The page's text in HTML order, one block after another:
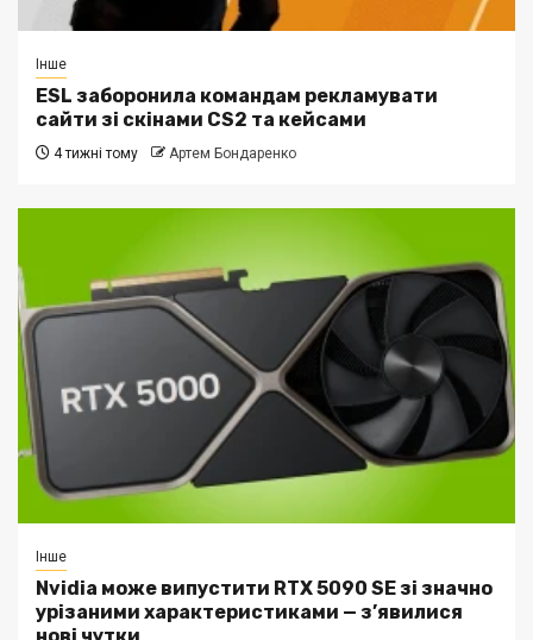
Інше
ESL заборонила командам рекламувати
сайти зі скінами CS2 та кейсами
4 тижні тому Артем Бондаренко
Інше
Nvidia може випустити RTX 5090 SE зі значно
урізаними характеристиками — з’явилися